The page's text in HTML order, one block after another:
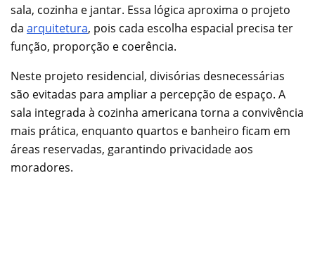
sala, cozinha e jantar. Essa lógica aproxima o projeto
da arquitetura, pois cada escolha espacial precisa ter
função, proporção e coerência.
Neste projeto residencial, divisórias desnecessárias
são evitadas para ampliar a percepção de espaço. A
sala integrada à cozinha americana torna a convivência
mais prática, enquanto quartos e banheiro ficam em
áreas reservadas, garantindo privacidade aos
moradores.